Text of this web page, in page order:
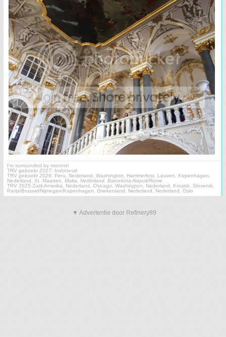
I'm surrounded by morons!
TRV geboekt 2027: Indonesië
TRV geboekt 2026: Peru, Nederland, Washington, Hammerfest, Leuven, Kopenhagen,
Nederland, St. Maarten, Malta, Nederland, Barcelona-Napoli/Rome
TRV 2025:Zuid-Amerika, Nederland, Chicago, Washington, Nederland, Kroatië, Slovenië,
Parijs/Brussel/Nijmegen/Kopenhagen, Griekenland, Nederland, Nederland, Oslo
▼ Advertentie door Refinery89